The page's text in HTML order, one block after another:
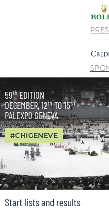
59thEDITION
DECEMBER, 12thTO 15th
PALEXPO GENEVA
#CHIGENEVE
Start lists and results